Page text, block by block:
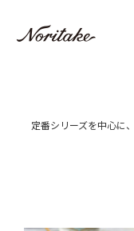
定番シリーズを中心に